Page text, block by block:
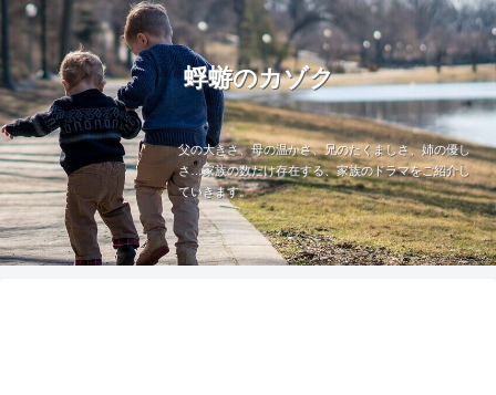
蜉蝣のカゾク
父の大きさ、母の温かさ、兄のたくましさ、姉の優し
さ…家族の数だけ存在する、家族のドラマをご紹介し
ていきます。